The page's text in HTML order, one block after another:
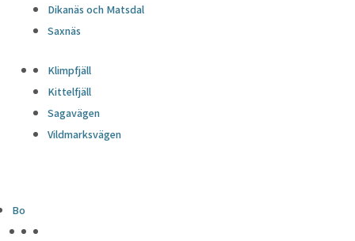
Dikanäs och Matsdal
Saxnäs
Klimpfjäll
Kittelfjäll
Sagavägen
Vildmarksvägen
Bo